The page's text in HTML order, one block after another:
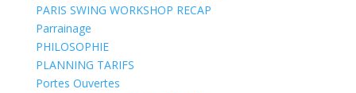
PARIS SWING WORKSHOP RECAP
Parrainage
PHILOSOPHIE
PLANNING TARIFS
Portes Ouvertes